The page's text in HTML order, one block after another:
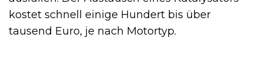
kostet schnell einige Hundert bis über
tausend Euro, je nach Motortyp.